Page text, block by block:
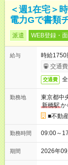
＜週1在宅＞
電力Gで書類
派遣 WEB登録・
給与
時給1750
交通
交通費
勤務地
東京都中
新橋駅か
■不動
勤務時間 09:00～
期間 2026年